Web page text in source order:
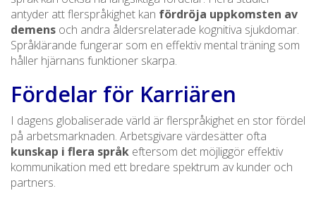
antyder att flerspråkighet kan fördröja uppkomsten av
demens och andra åldersrelaterade kognitiva sjukdomar.
Språklärande fungerar som en effektiv mental träning som
håller hjärnans funktioner skarpa.
Fördelar för Karriären
I dagens globaliserade värld är flerspråkighet en stor fördel
på arbetsmarknaden. Arbetsgivare värdesätter ofta
kunskap i flera språk eftersom det möjliggör effektiv
kommunikation med ett bredare spektrum av kunder och
partners.